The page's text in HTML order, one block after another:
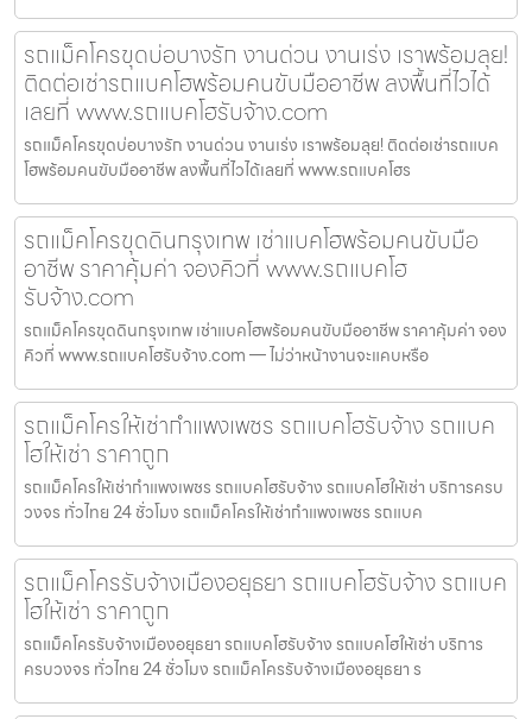
รถแม็คโครขุดบ่อบางรัก งานด่วน งานเร่ง เราพร้อมลุย!
ติดต่อเช่ารถแบคโฮพร้อมคนขับมืออาชีพ ลงพื้นที่ไวได้
เลยที่ www.รถแบคโฮรับจ้าง.com
รถแม็คโครขุดบ่อบางรัก งานด่วน งานเร่ง เราพร้อมลุย! ติดต่อเช่ารถแบค
โฮพร้อมคนขับมืออาชีพ ลงพื้นที่ไวได้เลยที่ www.รถแบคโฮร
รถแม็คโครขุดดินกรุงเทพ เช่าแบคโฮพร้อมคนขับมือ
อาชีพ ราคาคุ้มค่า จองคิวที่ www.รถแบคโฮ
รับจ้าง.com
รถแม็คโครขุดดินกรุงเทพ เช่าแบคโฮพร้อมคนขับมืออาชีพ ราคาคุ้มค่า จอง
คิวที่ www.รถแบคโฮรับจ้าง.com — ไม่ว่าหน้างานจะแคบหรือ
รถแม็คโครให้เช่ากำแพงเพชร รถแบคโฮรับจ้าง รถแบค
โฮให้เช่า ราคาถูก
รถแม็คโครให้เช่ากำแพงเพชร รถแบคโฮรับจ้าง รถแบคโฮให้เช่า บริการครบ
วงจร ทั่วไทย 24 ชั่วโมง รถแม็คโครให้เช่ากำแพงเพชร รถแบค
รถแม็คโครรับจ้างเมืองอยุธยา รถแบคโฮรับจ้าง รถแบค
โฮให้เช่า ราคาถูก
รถแม็คโครรับจ้างเมืองอยุธยา รถแบคโฮรับจ้าง รถแบคโฮให้เช่า บริการ
ครบวงจร ทั่วไทย 24 ชั่วโมง รถแม็คโครรับจ้างเมืองอยุธยา ร